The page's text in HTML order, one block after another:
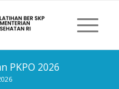
PKPO 2026